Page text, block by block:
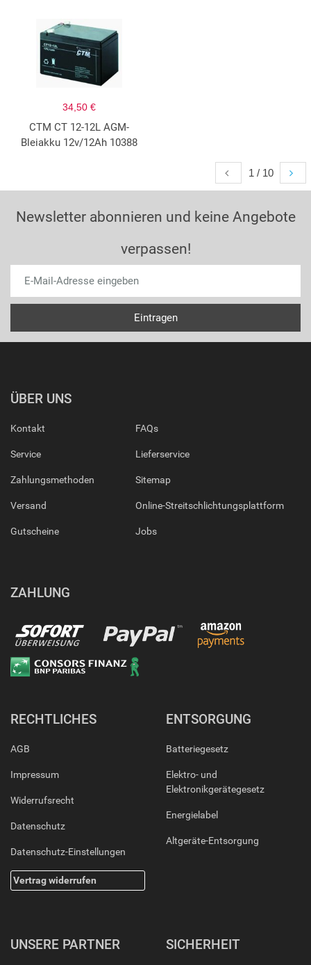
34,50 €
CTM CT 12-12L AGM-
Bleiakku 12v/12Ah 10388
1 / 10
Newsletter abonnieren und keine Angebote
verpassen!
ÜBER UNS
Kontakt
Service
Zahlungsmethoden
Versand
Gutscheine
FAQs
Lieferservice
Sitemap
Online-Streitschlichtungsplattform
Jobs
ZAHLUNG
RECHTLICHES
AGB
Impressum
Widerrufsrecht
Datenschutz
Datenschutz-Einstellungen
Vertrag widerrufen
ENTSORGUNG
Batteriegesetz
Elektro- und
Elektronikgerätegesetz
Energielabel
Altgeräte-Entsorgung
UNSERE PARTNER SICHERHEIT